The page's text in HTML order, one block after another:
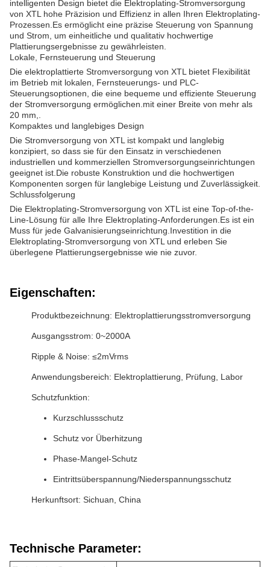
intelligenten Design bietet die Elektroplating-Stromversorgung
von XTL hohe Präzision und Effizienz in allen Ihren Elektroplating-
Prozessen.Es ermöglicht eine präzise Steuerung von Spannung
und Strom, um einheitliche und qualitativ hochwertige
Plattierungsergebnisse zu gewährleisten.
Lokale, Fernsteuerung und Steuerung
Die elektroplattierte Stromversorgung von XTL bietet Flexibilität
im Betrieb mit lokalen, Fernsteuerungs- und PLC-
Steuerungsoptionen, die eine bequeme und effiziente Steuerung
der Stromversorgung ermöglichen.mit einer Breite von mehr als
20 mm,.
Kompaktes und langlebiges Design
Die Stromversorgung von XTL ist kompakt und langlebig
konzipiert, so dass sie für den Einsatz in verschiedenen
industriellen und kommerziellen Stromversorgungseinrichtungen
geeignet ist.Die robuste Konstruktion und die hochwertigen
Komponenten sorgen für langlebige Leistung und Zuverlässigkeit.
Schlussfolgerung
Die Elektroplating-Stromversorgung von XTL ist eine Top-of-the-
Line-Lösung für alle Ihre Elektroplating-Anforderungen.Es ist ein
Muss für jede Galvanisierungseinrichtung.Investition in die
Elektroplating-Stromversorgung von XTL und erleben Sie
überlegene Plattierungsergebnisse wie nie zuvor.
Eigenschaften:
Produktbezeichnung: Elektroplattierungsstromversorgung
Ausgangsstrom: 0~2000A
Ripple & Noise: ≤2mVrms
Anwendungsbereich: Elektroplattierung, Prüfung, Labor
Schutzfunktion:
Kurzschlussschutz
Schutz vor Überhitzung
Phase-Mangel-Schutz
Eintrittsüberspannung/Niederspannungsschutz
Herkunftsort: Sichuan, China
Technische Parameter: